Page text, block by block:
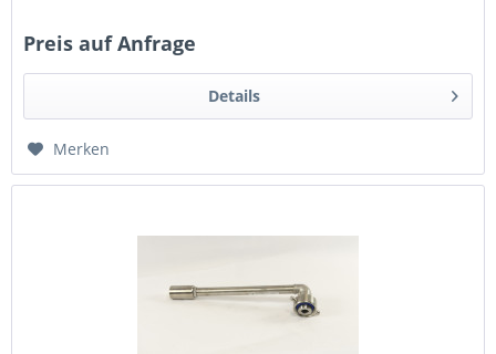
Preis auf Anfrage
Details
Merken